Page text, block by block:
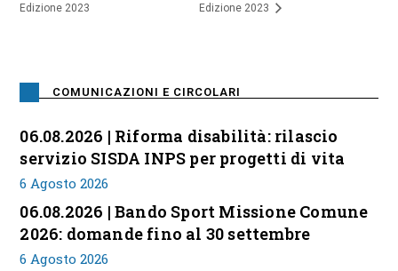
Edizione 2023
Edizione 2023
COMUNICAZIONI E CIRCOLARI
06.08.2026 | Riforma disabilità: rilascio
servizio SISDA INPS per progetti di vita
6 Agosto 2026
06.08.2026 | Bando Sport Missione Comune
2026: domande fino al 30 settembre
6 Agosto 2026